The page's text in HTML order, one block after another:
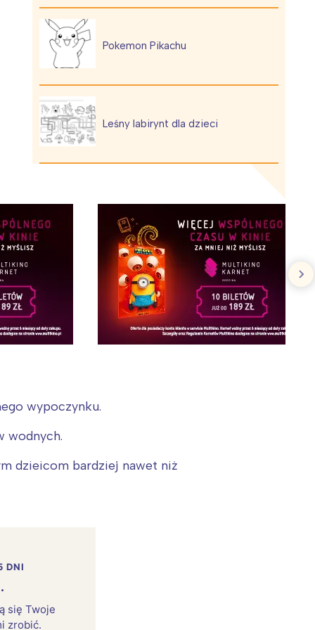
Pokemon Pikachu
Leśny labirynt dla dzieci
wypoczynku.
wodnych.
dzieicom bardziej nawet niż
DNI
się Twoje
zrobić.